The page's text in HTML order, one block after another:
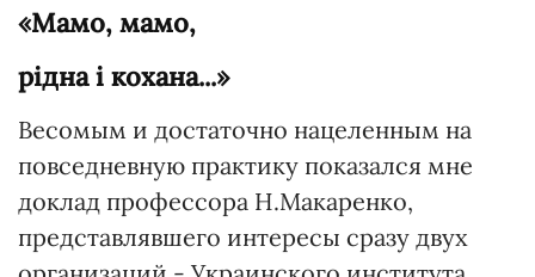
«Мамо, мамо,
рiдна i кохана...»
Весомым и достаточно нацеленным на
повседневную практику показался мне
доклад профессора Н.Макаренко,
представлявшего интересы сразу двух